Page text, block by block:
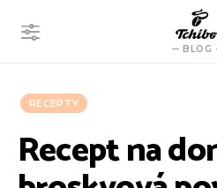
BLOG
RECEPTY
Recept na